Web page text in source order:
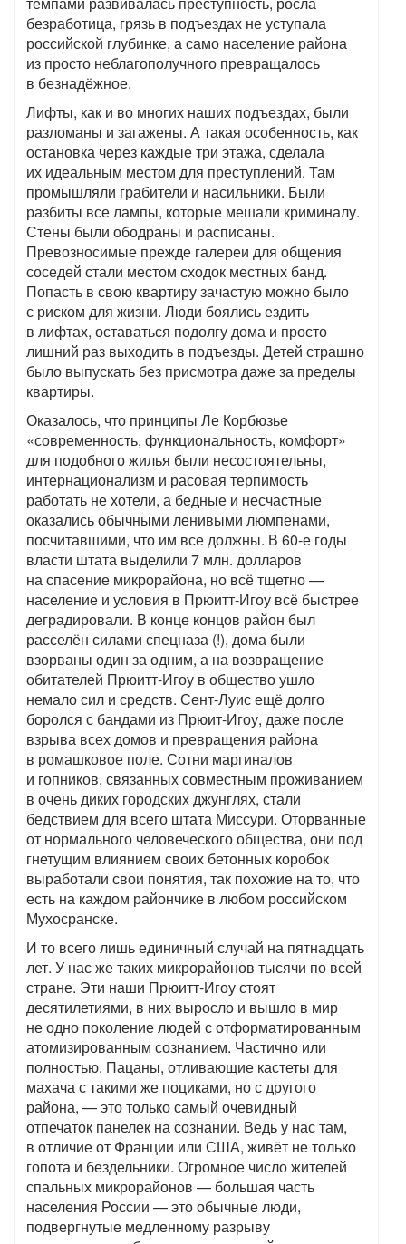
безработица, грязь в подъездах не уступала
российской глубинке, а само население района
из просто неблагополучного превращалось
в безнадёжное.
Лифты, как и во многих наших подъездах, были
разломаны и загажены. А такая особенность, как
остановка через каждые три этажа, сделала
их идеальным местом для преступлений. Там
промышляли грабители и насильники. Были
разбиты все лампы, которые мешали криминалу.
Стены были ободраны и расписаны.
Превозносимые прежде галереи для общения
соседей стали местом сходок местных банд.
Попасть в свою квартиру зачастую можно было
с риском для жизни. Люди боялись ездить
в лифтах, оставаться подолгу дома и просто
лишний раз выходить в подъезды. Детей страшно
было выпускать без присмотра даже за пределы
квартиры.
Оказалось, что принципы Ле Корбюзье
«современность, функциональность, комфорт»
для подобного жилья были несостоятельны,
интернационализм и расовая терпимость
работать не хотели, а бедные и несчастные
оказались обычными ленивыми люмпенами,
посчитавшими, что им все должны. В 60-е годы
власти штата выделили 7 млн. долларов
на спасение микрорайона, но всё тщетно —
население и условия в Прюитт-Игоу всё быстрее
деградировали. В конце концов район был
расселён силами спецназа (!), дома были
взорваны один за одним, а на возвращение
обитателей Прюитт-Игоу в общество ушло
немало сил и средств. Сент-Луис ещё долго
боролся с бандами из Прюит-Игоу, даже после
взрыва всех домов и превращения района
в ромашковое поле. Сотни маргиналов
и гопников, связанных совместным проживанием
в очень диких городских джунглях, стали
бедствием для всего штата Миссури. Оторванные
от нормального человеческого общества, они под
гнетущим влиянием своих бетонных коробок
выработали свои понятия, так похожие на то, что
есть на каждом райончике в любом российском
Мухосранске.
И то всего лишь единичный случай на пятнадцать
лет. У нас же таких микрорайонов тысячи по всей
стране. Эти наши Прюитт-Игоу стоят
десятилетиями, в них выросло и вышло в мир
не одно поколение людей с отформатированным
атомизированным сознанием. Частично или
полностью. Пацаны, отливающие кастеты для
махача с такими же поциками, но с другого
района, — это только самый очевидный
отпечаток панелек на сознании. Ведь у нас там,
в отличие от Франции или США, живёт не только
гопота и бездельники. Огромное число жителей
спальных микрорайонов — большая часть
населения России — это обычные люди,
подвергнутые медленному разрыву